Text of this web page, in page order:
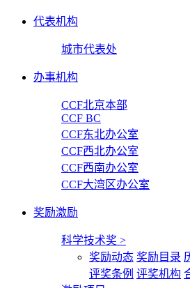
代表机构
城市代表处
办事机构
CCF北京本部
CCF BC
CCF东北办公室
CCF西北办公室
CCF西南办公室
CCF大湾区办公室
奖励激励
科学技术奖 >
奖励动态 奖励目录
评奖条例 评奖机构